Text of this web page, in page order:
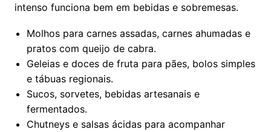
intenso funciona bem em bebidas e sobremesas.
Molhos para carnes assadas, carnes ahumadas e
pratos com queijo de cabra.
Geleias e doces de fruta para pães, bolos simples
e tábuas regionais.
Sucos, sorvetes, bebidas artesanais e
fermentados.
Chutneys e salsas ácidas para acompanhar